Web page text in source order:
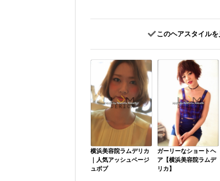
このヘアスタイル
横浜美容院ラムデリカ
｜人気アッシュベージ
ュボブ
ガーリーなショートヘ
ア【横浜美容院ラムデ
リカ】